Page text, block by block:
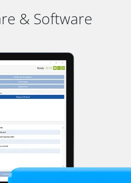
& Software